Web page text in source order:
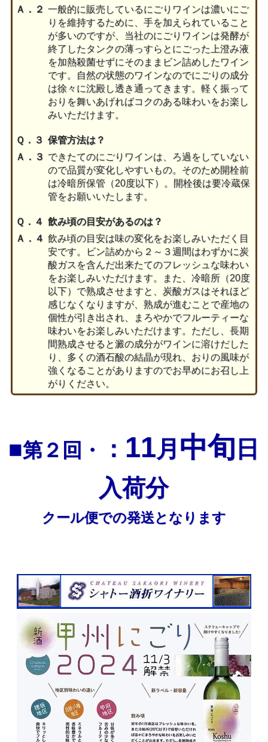
Ａ．２ 一般的に販売しているにごりワインは濃いにご
りを維持するために、手を加えられていること
が多いのですが、当社のにごりワインは発酵が
終了したタンクの薄っすらとにごった上澄み液
を加熱殺菌せずにそのままビン詰めしたワイン
です。自然の状態のワインなのでにごりの成分
は徐々に沈殿し透き通ってきます。軽く振って
おりを舞いあげればコクのある味わいをお楽し
みいただけます。
Ｑ．３ 保管方法は？
Ａ．３ できたてのにごりワインは、ろ過をしていない
ので品質が変化しやすいもの。そのため開栓前
は冷暗所保管（20度以下）。開栓後は要冷蔵保
管をお願いいたします。
Ｑ．４ 飲み頃の目安があるのは？
Ａ．４ 飲み頃の目安は味の変化をお楽しみいただく目
安です。ビン詰めから２～３週間はわずかに炭
酸ガスを含んだ出来たてのフレッシュな味わい
をお楽しみいただけます。また、冷暗所（20度
以下）で熟成させますと、炭酸ガスはそれほど
感じなくなりますが、熟成が進むことで産地の
個性が引き出され、まろやかでフルーティーな
味わいをお楽しみいただけます。ただし、長期
間熟成させると澱の成分がワインに溶けだした
り、多くの酒石酸の結晶が現れ、おりの風味が
強くなることがありますのでお早めにお召し上
がりください。
■第２回・ ： 11月 中旬 日
入荷分
クール便での発送となります